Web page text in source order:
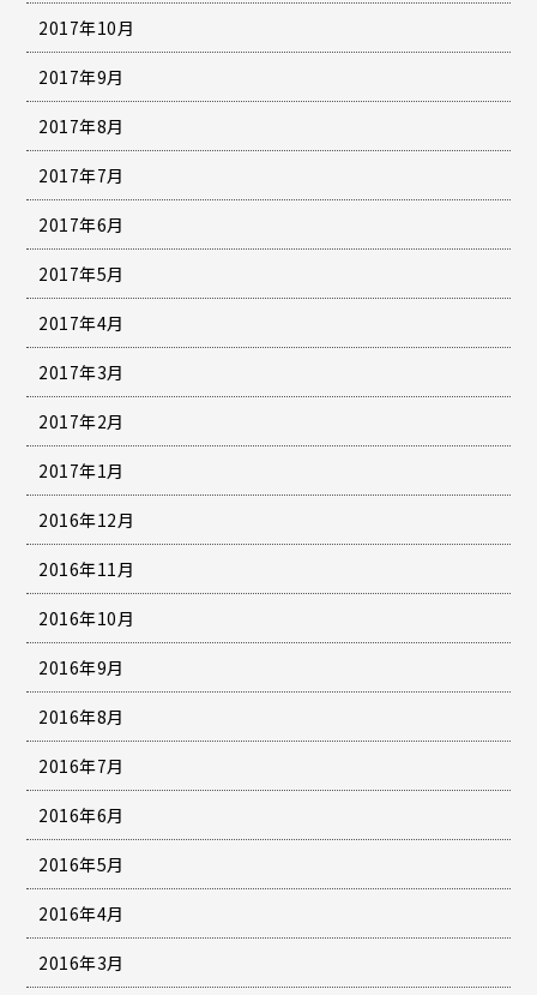
2017年10月
2017年9月
2017年8月
2017年7月
2017年6月
2017年5月
2017年4月
2017年3月
2017年2月
2017年1月
2016年12月
2016年11月
2016年10月
2016年9月
2016年8月
2016年7月
2016年6月
2016年5月
2016年4月
2016年3月